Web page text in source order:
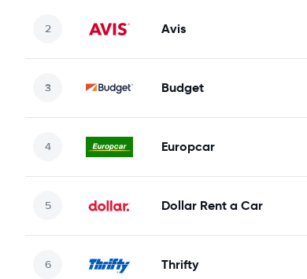
Avis
Budget
Europcar
Dollar Rent a Car
Thrifty